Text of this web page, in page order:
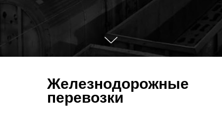
Железнодорожные
перевозки